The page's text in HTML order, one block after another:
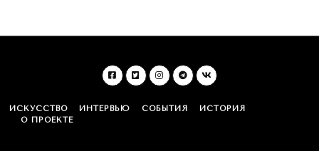
ИСКУССТВО ИНТЕРВЬЮ СОБЫТИЯ
ИСТОРИЯ
О ПРОЕКТЕ